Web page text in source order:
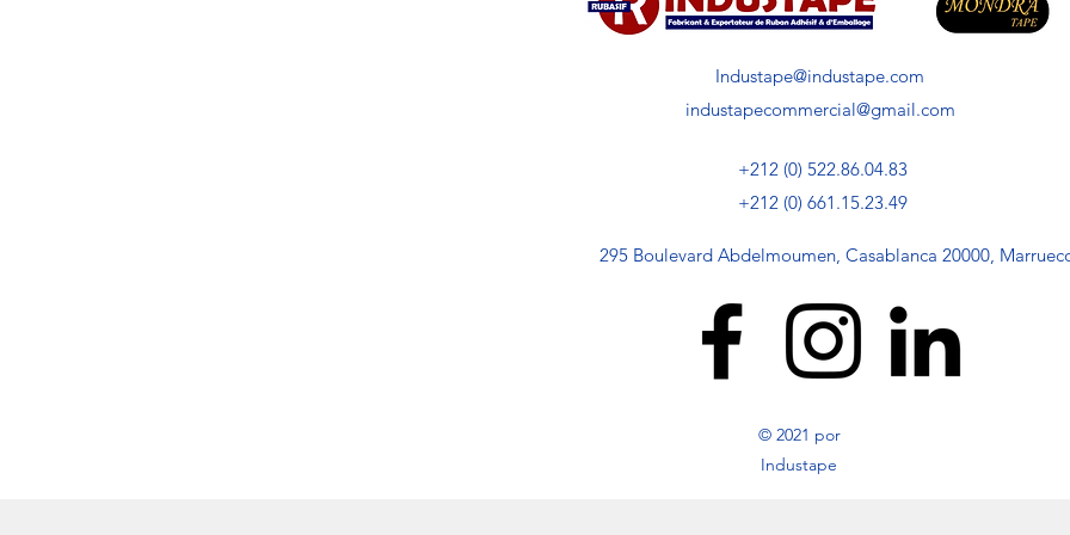
Industape@industape.com
industapecommercial@gmail.com
+212 (0) 522.86.04.83
+212 (0) 661.15.23.49
295 Boulevard Abdelmoumen, Casablanca 20000,
© 2021 por
Industape